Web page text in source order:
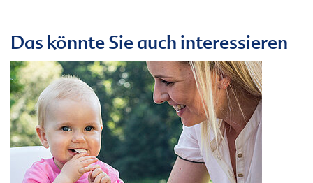
Das könnte Sie auch interessieren